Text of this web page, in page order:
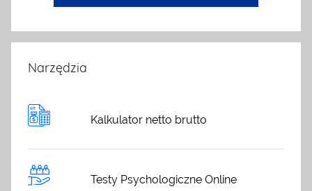
Narzędzia
Kalkulator netto brutto
Testy Psychologiczne Online